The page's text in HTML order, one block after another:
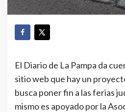
El Diario de La Pampa da
sitio web que hay un
busca poner fin a las ferias
mismo es apoyado por la